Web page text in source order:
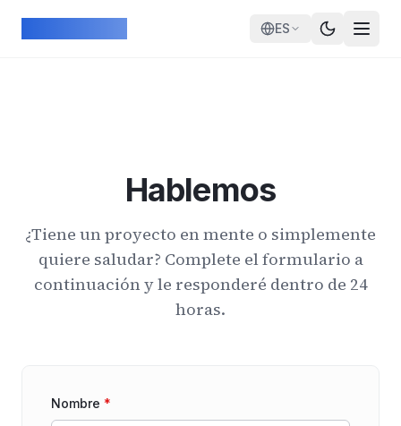
ES
Hablemos
¿Tiene un proyecto en mente o simplemente
quiere saludar? Complete el formulario a
continuación y le responderé dentro de 24
horas.
Nombre *